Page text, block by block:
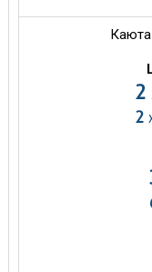
Каюта
2
2